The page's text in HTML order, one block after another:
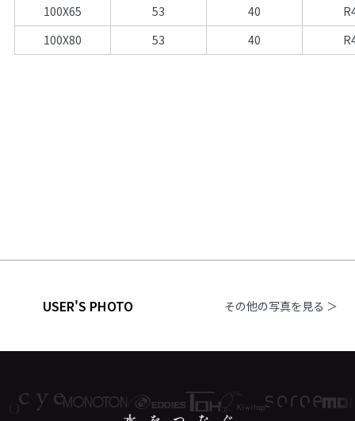
100X65
53 40
100X80
53 40
USER'S PHOTO その他の写真を見る ＞